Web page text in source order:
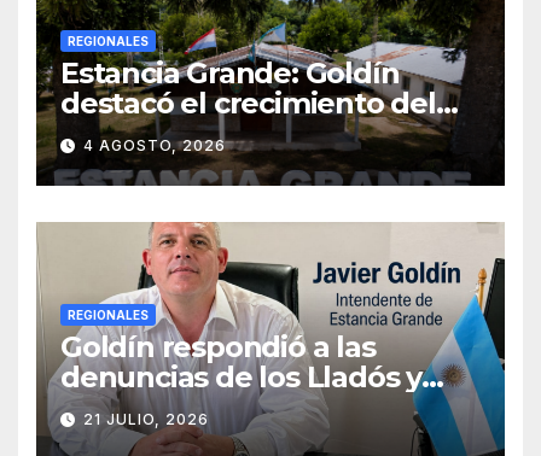
REGIONALES
Estancia Grande: Goldín
destacó el crecimiento del
municipio, anunció nuevas
obras y defendió su gestión
frente a las críticas
4 AGOSTO, 2026
REGIONALES
Goldín respondió a las
denuncias de los Lladós y
defendió la transparencia de
su gestión
21 JULIO, 2026